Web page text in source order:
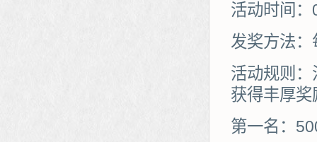
活动时间
发奖方法：
活动规则
获得丰厚
第一名：